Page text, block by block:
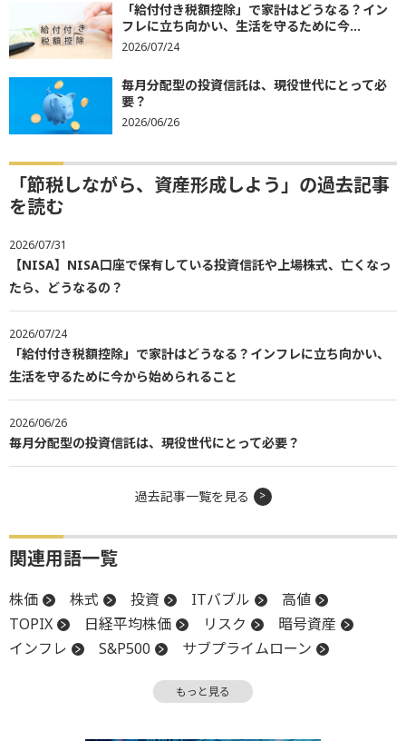
「給付付き税額控除」で家計はどうなる？イン
フレに立ち向かい、生活を守るために今...
2026/07/24
毎月分配型の投資信託は、現役世代にとって必
要？
2026/06/26
「節税しながら、資産形成しよう」の過去記事
を読む
2026/07/31
【NISA】NISA口座で保有している投資信託や上場株式、亡くなっ
たら、どうなるの？
2026/07/24
「給付付き税額控除」で家計はどうなる？インフレに立ち向かい、
生活を守るために今から始められること
2026/06/26
毎月分配型の投資信託は、現役世代にとって必要？
過去記事一覧を見る
関連用語一覧
株価 株式 投資 ITバブル
高値
TOPIX
日経平均株価 リスク
暗号資産
インフレ
S&P500
サブプライムローン
バブル
ビットコイン
もっと見る